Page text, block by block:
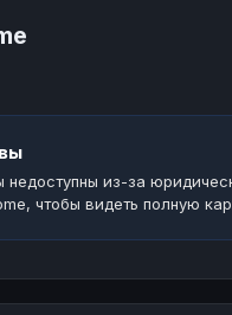
недоступны из-за
чтобы видеть полную